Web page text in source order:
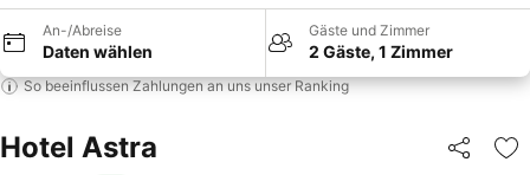
An-/Abreise
Daten wählen
Gäste und Zimmer
2 Gäste, 1 Zimmer
So beeinflussen Zahlungen an uns unser Ranking
Hotel Astra Teilen